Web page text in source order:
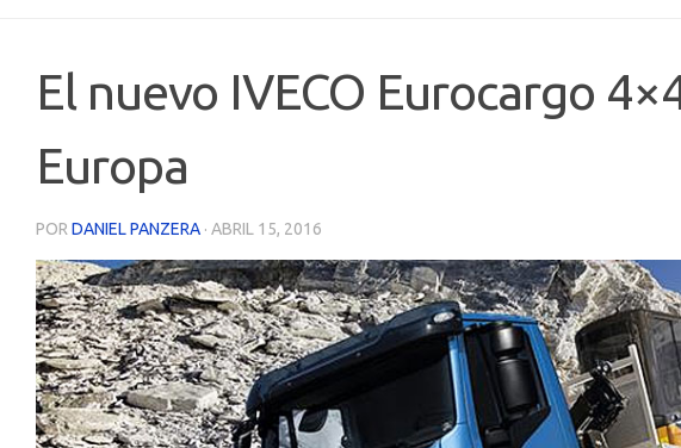
El nuevo IVECO Eurocargo
Europa
POR DANIEL PANZERA · ABRIL 15, 2016